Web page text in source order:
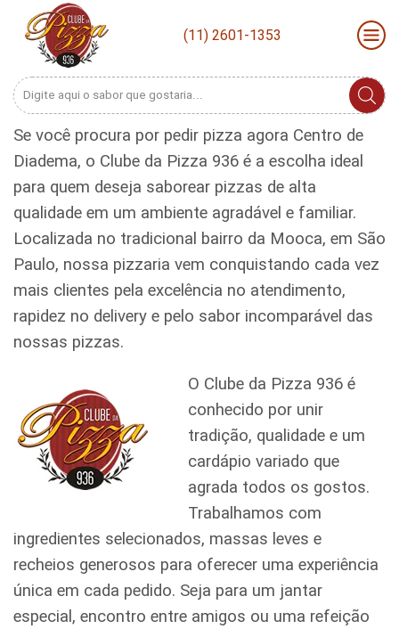
(11) 2601-1353
Search
Se você procura por pedir pizza agora Centro de
Diadema, o Clube da Pizza 936 é a escolha ideal
para quem deseja saborear pizzas de alta
qualidade em um ambiente agradável e familiar.
Localizada no tradicional bairro da Mooca, em São
Paulo, nossa pizzaria vem conquistando cada vez
mais clientes pela excelência no atendimento,
rapidez no delivery e pelo sabor incomparável das
nossas pizzas.
O Clube da Pizza 936 é
conhecido por unir
tradição, qualidade e um
cardápio variado que
agrada todos os gostos.
Trabalhamos com
ingredientes selecionados, massas leves e
recheios generosos para oferecer uma experiência
única em cada pedido. Seja para um jantar
especial, encontro entre amigos ou uma refeição